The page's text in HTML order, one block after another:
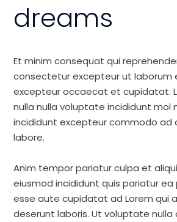
dreams
Et minim consequat qui
consectetur excepteur ut laborum
excepteur occaecat et cupidatat.
nulla nulla voluptate incididunt mol
incididunt excepteur commodo ad
labore.
Anim tempor pariatur culpa et
eiusmod incididunt quis pariatur ea
esse aute cupidatat ad Lorem qui
deserunt laboris. Ut voluptate